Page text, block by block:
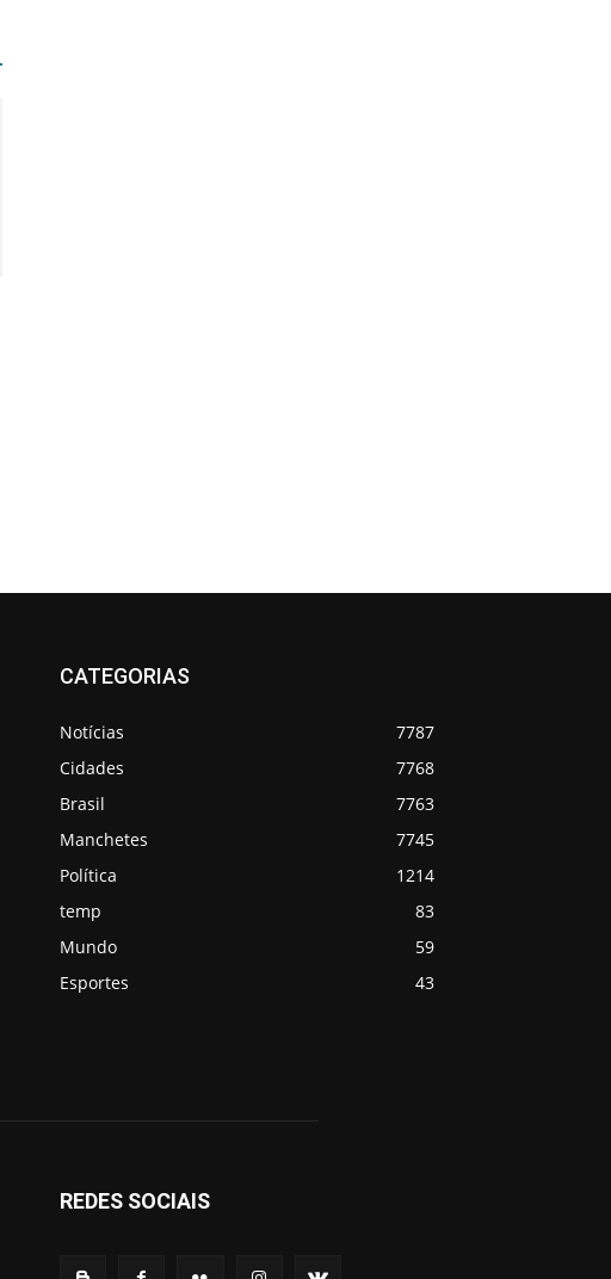
CATEGORIAS
Notícias
7787
Cidades
7768
Brasil
7763
Manchetes
7745
Política
1214
temp
83
Mundo
59
Esportes
43
REDES SOCIAIS